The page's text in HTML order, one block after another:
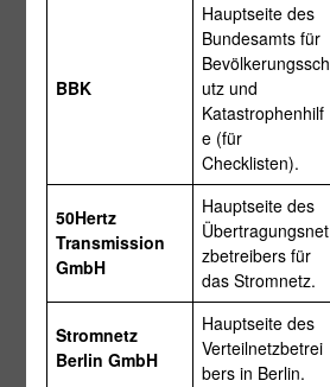
BBK
Hauptseite des
Bundesamts für
Bevölkerungssch
utz und
Katastrophenhilf
e (für
Checklisten).
50Hertz
Transmission
GmbH
Hauptseite des
Übertragungsnet
zbetreibers für
das Stromnetz.
Stromnetz
Berlin GmbH
Hauptseite des
Verteilnetzbetrei
bers in Berlin.